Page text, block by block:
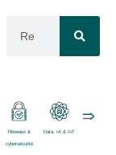
Réseaux &
cybersécurité
Data, IA & IoT